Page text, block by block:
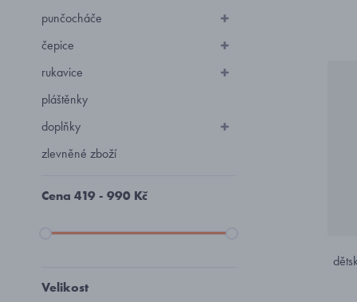
punčocháče
čepice
rukavice
pláštěnky
doplňky
zlevněné zboží
Cena 419 - 990 Kč
Velikost